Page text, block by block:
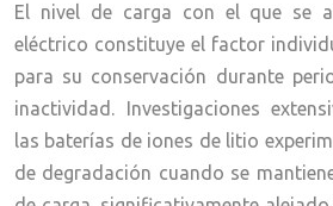
El nivel de carga con el que se
eléctrico constituye el factor
para su conservación durante
inactividad. Investigaciones
las baterías de iones de litio
de degradación cuando se